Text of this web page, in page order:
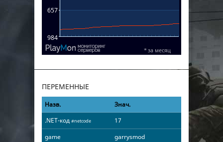
ПЕРЕМЕННЫЕ
Назв.
Знач.
.NET-код #netcode
17
game
garrysmod